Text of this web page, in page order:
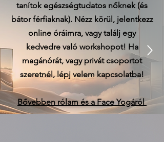
tanítok egészségtudatos nőknek (és
bátor férfiaknak). Nézz körül, jelentkezz
online óráimra, vagy találj egy
kedvedre való workshopot! Ha
magánórát, vagy privát csoportot
szeretnél, lépj velem kapcsolatba!
Bővebben rólam és a Face Yogáról